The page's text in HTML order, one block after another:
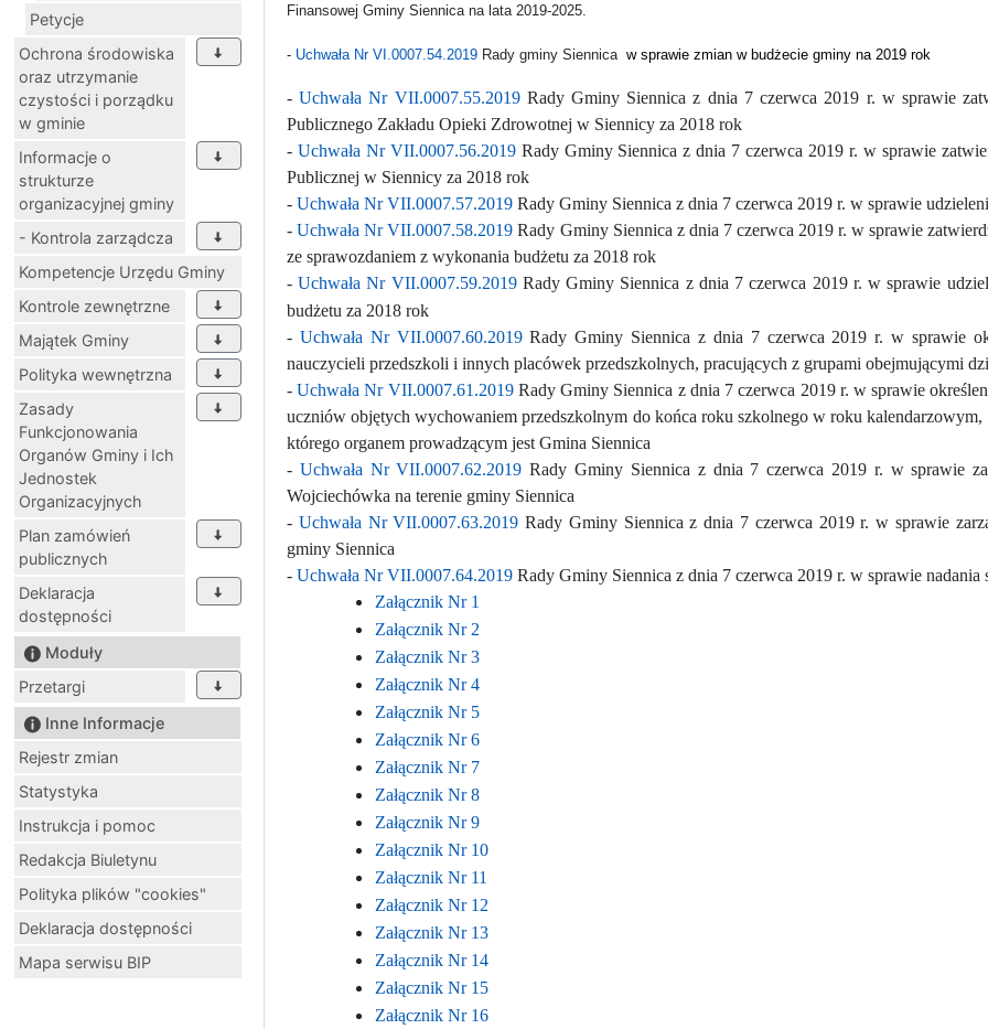
Petycje
Ochrona środowiska
oraz utrzymanie
czystości i porządku
w gminie
Informacje o
strukturze
organizacyjnej gminy
- Kontrola zarządcza
Kompetencje Urzędu Gminy
Kontrole zewnętrzne
Majątek Gminy
Polityka wewnętrzna
Zasady
Funkcjonowania
Organów Gminy i Ich
Jednostek
Organizacyjnych
Plan zamówień
publicznych
Deklaracja
dostępności
Moduły
Przetargi
Inne Informacje
Rejestr zmian
Statystyka
Instrukcja i pomoc
Redakcja Biuletynu
Polityka plików "cookies"
Deklaracja dostępności
Mapa serwisu BIP
Finansowej Gminy Siennica na lata 2019-2025.
- Uchwała Nr VI.0007.54.2019 Rady gminy Siennica w sprawie zmian w budżecie gminy na 2019 rok
-Uchwała Nr VII.0007.55.2019Rady Gminy Siennica z dnia 7 czerwca 2019 r. w sprawie
Publicznego Zakładu Opieki Zdrowotnej w Siennicy za 2018 rok
- Uchwała Nr VII.0007.56.2019Rady Gminy Siennica z dnia 7 czerwca 2019 r. w sprawie
Publicznej w Siennicy za 2018 rok
- Uchwała Nr VII.0007.57.2019 Rady Gminy Siennica z dnia 7 czerwca 2019 r. w sprawie
-Uchwała Nr VII.0007.58.2019 Rady Gminy Siennica z dnia 7 czerwca 2019 r. w sprawie
ze sprawozdaniem z wykonania budżetu za 2018 rok
-Uchwała Nr VII.0007.59.2019Rady Gminy Siennica z dnia 7 czerwca 2019 r. w sprawie
budżetu za 2018 rok
- Uchwała Nr VII.0007.60.2019Rady Gminy Siennica z dnia 7 czerwca 2019 r. w sprawie
nauczycieli przedszkoli i innych placówek przedszkolnych, pracujących z grupami obejmującymi
-Uchwała Nr VII.0007.61.2019Rady Gminy Siennica z dnia 7 czerwca 2019 r. w sprawie
uczniów objętych wychowaniem przedszkolnym do końca roku szkolnego w roku
którego organem prowadzącym jest Gmina Siennica
- Uchwała Nr VII.0007.62.2019 Rady Gminy Siennica z dnia 7 czerwca 2019 r. w sprawie
Wojciechówka na terenie gminy Siennica
- Uchwała Nr VII.0007.63.2019 Rady Gminy Siennica z dnia 7 czerwca 2019 r. w sprawie
gminy Siennica
- Uchwała Nr VII.0007.64.2019 Rady Gminy Siennica z dnia 7 czerwca 2019 r. w sprawie nadania
Załącznik Nr 1
Załącznik Nr 2
Załącznik Nr 3
Załącznik Nr 4
Załącznik Nr 5
Załącznik Nr 6
Załącznik Nr 7
Załącznik Nr 8
Załącznik Nr 9
Załącznik Nr 10
Załącznik Nr 11
Załącznik Nr 12
Załącznik Nr 13
Załącznik Nr 14
Załącznik Nr 15
Załącznik Nr 16